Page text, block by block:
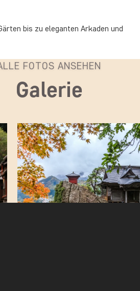
bis zu eleganten Arkaden und
FOTOS ANSEHEN
Galerie